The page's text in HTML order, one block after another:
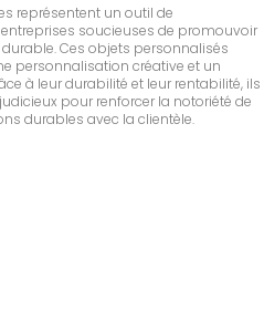
représentent un outil de
soucieuses de promouvoir
Ces objets personnalisés
personnalisation créative et un
à leur durabilité et leur rentabilité, ils
pour renforcer la notoriété de
durables avec la clientèle.